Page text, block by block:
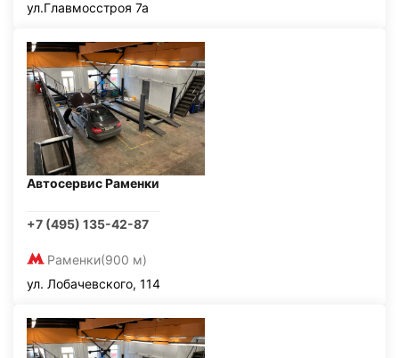
ул.Главмосстроя 7а
Автосервис Раменки
+7 (495) 135-42-87
Раменки(900 м)
ул. Лобачевского, 114